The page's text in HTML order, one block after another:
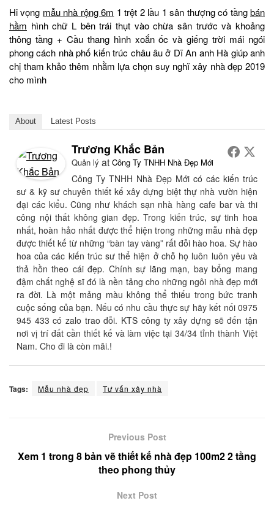
Hi vọng mẫu nhà rộng 6m 1 trệt 2 lầu 1 sân thượng có tầngbán
hầm hình chữ L bên trái thụt vào chừa sân trước và khoảng
thông tầng + Cầu thang hình xoắn ốc và giếng trời mái ngói
phong cách nhà phố kiến trúc châu âu ở Dĩ An anh Hà giúp anh
chị tham khảo thêm nhằm lựa chọn suy nghĩ xây nhà đẹp 2019
cho mình
About Latest Posts
Trương Khắc Bản
Quản lý at Công Ty TNHH Nhà Đẹp Mới
Công Ty TNHH Nhà Đẹp Mới có các kiến trúc
sư & kỹ sư chuyên thiết kế xây dựng biệt thự nhà vườn hiện
đại các kiểu. Cũng như khách sạn nhà hàng cafe bar và thi
công nội thất không gian đẹp. Trong kiến trúc, sự tinh hoa
nhất, hoàn hảo nhất được thể hiện trong những mẫu nhà đẹp
được thiết kế từ những “bàn tay vàng” rất đỗi hào hoa. Sự hào
hoa của các kiến trúc sư thể hiện ở chỗ họ luôn luôn yêu và
thả hồn theo cái đẹp. Chính sự lãng mạn, bay bổng mang
đậm chất nghệ sĩ đó là nền tảng cho những ngôi nhà đẹp mới
ra đời. Là một mảng màu không thể thiếu trong bức tranh
cuộc sống của bạn. Nếu có nhu cầu thực sự hãy kết nối 0975
945 433 có zalo trao đỗi. KTS công ty xây dựng sẽ đến tận
nơi vị trí đất cần thiết kế và làm việc tại 34/34 tỉnh thành Việt
Nam. Cho đi là còn mãi.!
Tags: Mẫu nhà đẹp Tư vấn xây nhà
Previous Post
Xem 1 trong 8 bản vẽ thiết kế nhà đẹp 100m2 2 tầng
theo phong thủy
Next Post